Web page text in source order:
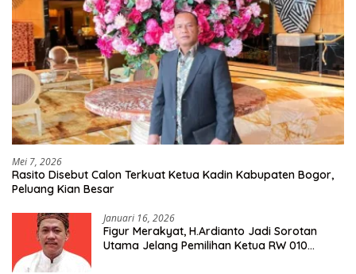
Mei 7, 2026
Rasito Disebut Calon Terkuat Ketua Kadin Kabupaten Bogor,
Peluang Kian Besar
Januari 16, 2026
Figur Merakyat, H.Ardianto Jadi Sorotan
Utama Jelang Pemilihan Ketua RW 010